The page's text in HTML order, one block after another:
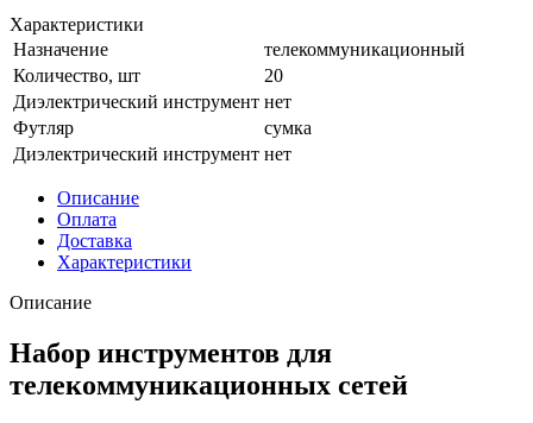
Характеристики
Назначение
телекоммуникационный
Количество, шт
20
Диэлектрический инструмент нет
Футляр
сумка
Диэлектрический инструмент нет
Описание
Оплата
Доставка
Характеристики
Описание
Набор инструментов для
телекоммуникационных сетей